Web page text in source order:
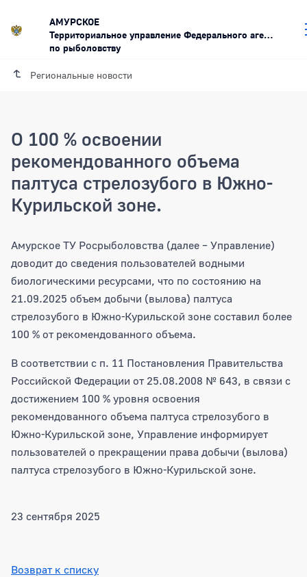
АМУРСКОЕ
Территориальное управление Федерального агентства
по рыболовству
Региональные новости
О 100 % освоении
рекомендованного объема
палтуса стрелозубого в Южно-
Курильской зоне.
О 100 % освоении рекомендованного
Амурское ТУ Росрыболовства (далее – Управление)
доводит до сведения пользователей водными
биологическими ресурсами, что по состоянию на
21.09.2025 объем добычи (вылова) палтуса
стрелозубого в Южно-Курильской зоне составил более
100 % от рекомендованного объема.
В соответствии с п. 11 Постановления Правительства
Российской Федерации от 25.08.2008 № 643, в связи с
достижением 100 % уровня освоения
рекомендованного объема палтуса стрелозубого в
Южно-Курильской зоне, Управление информирует
пользователей о прекращении права добычи (вылова)
палтуса стрелозубого в Южно-Курильской зоне.
23 сентября 2025
Возврат к списку